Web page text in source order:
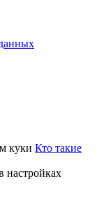
куки Кто такие
настройках